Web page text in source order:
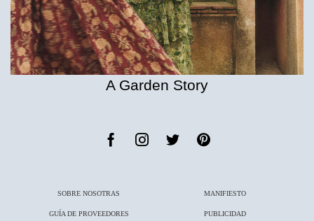
A Garden Story
SOBRE NOSOTRAS MANIFIESTO
GUÍA DE PROVEEDORES PUBLICIDAD